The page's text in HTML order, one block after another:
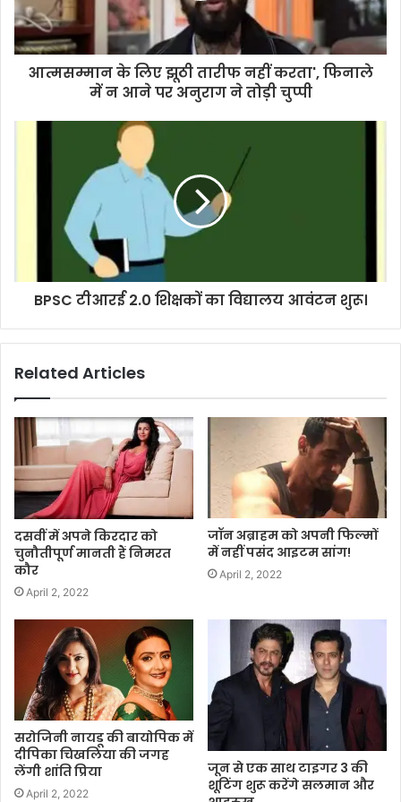
l
a
d
आत्मसम्मान के लिए झूठी तारीफ नहीं करता', फिनाले
में न आने पर अनुराग ने तोड़ी चुप्पी
BPSC टीआरई 2.0 शिक्षकों का विद्यालय आवंटन शुरू।
Related Articles
दसवीं में अपने किरदार को
चुनौतीपूर्ण मानती हैं निमरत
कौर
April 2, 2022
जॉन अब्राहम को अपनी फिल्मों
में नहीं पसंद आइटम सांग!
April 2, 2022
सरोजिनी नायडू की बायोपिक में
दीपिका चिखलिया की जगह
लेंगी शांति प्रिया
April 2, 2022
जून से एक साथ टाइगर 3 की
शूटिंग शुरू करेंगे सलमान और